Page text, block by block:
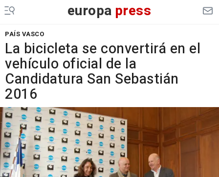
europa press
PAÍS VASCO
La bicicleta se convertirá en el
vehículo oficial de la
Candidatura San Sebastián
2016